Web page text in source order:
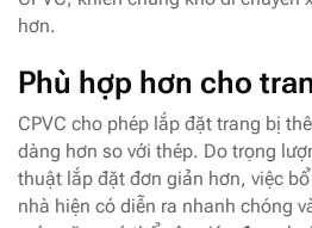
hơn.
Phù hợp hơn cho
CPVC cho phép lắp đặt trang bị
dàng hơn so với thép. Do trọng
thuật lắp đặt đơn giản hơn, việc
nhà hiện có diễn ra nhanh chóng